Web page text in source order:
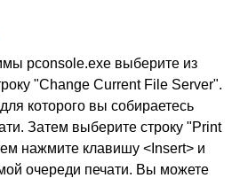
pconsole.exe выберите из
"Change Current File Server".
которого вы собираетесь
Затем выберите строку "Print
нажмите клавишу <Insert> и
очереди печати. Вы можете